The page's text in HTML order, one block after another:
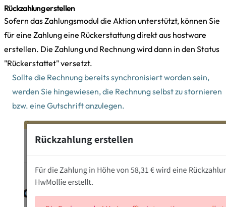
Rückzahlung erstellen
Sofern das Zahlungsmodul die Aktion unterstützt, können Sie
für eine Zahlung eine Rückerstattung direkt aus hostware
erstellen. Die Zahlung und Rechnung wird dann in den Status
"Rückerstattet" versetzt.
Sollte die Rechnung bereits synchronisiert worden sein,
werden Sie hingewiesen, die Rechnung selbst zu stornieren
bzw. eine Gutschrift anzulegen.